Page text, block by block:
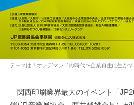
テーマは「オンデマンドの時代〜企業再生に生かす
関西印刷業界最大のイベント「